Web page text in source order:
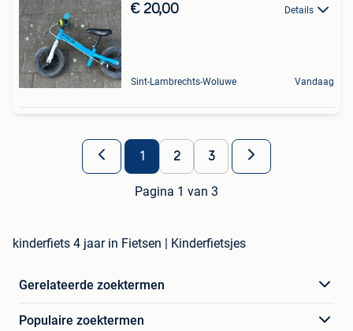
€ 20,00 Details
Sint-Lambrechts-Woluwe Vandaag
1 2 3
Pagina 1 van 3
kinderfiets 4 jaar in Fietsen | Kinderfietsjes
Gerelateerde zoektermen
Populaire zoektermen